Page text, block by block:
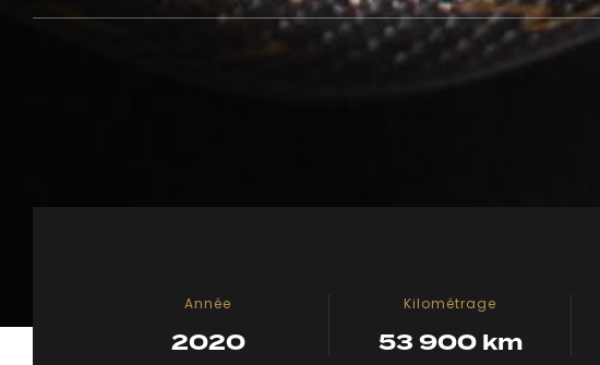
Année
2020
Kilométrage
53 900 km